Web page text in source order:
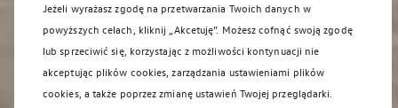
Jeżeli wyrażasz zgodę na przetwarzania Twoich danych w
powyższych celach, kliknij „Akcetuję”. Możesz cofnąć swoją zgodę
lub sprzeciwić się, korzystając z możliwości kontynuacji nie
akceptując plików cookies, zarządzania ustawieniami plików
cookies, a także poprzez zmianę ustawień Twojej przeglądarki.